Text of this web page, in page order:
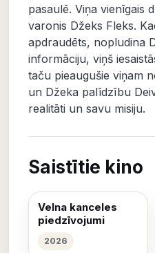
pasaulē. Viņa vienīgais
varonis Džeks Fleks.
apdraudēts, nopludina
informāciju, viņš
taču pieaugušie viņam
un Džeka palīdzību
realitāti un savu misiju.
Saistītie kino
Velna kanceles
piedzīvojumi
2026